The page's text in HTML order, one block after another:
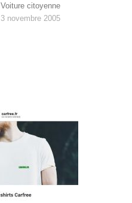
Voiture citoyenne
3 novembre 2005